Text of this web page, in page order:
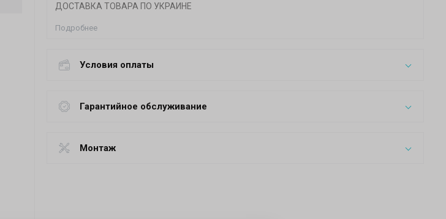
ДОСТАВКА ТОВАРА ПО УКРАИНЕ
Подробнее
Условия оплаты
Гарантийное обслуживание
Монтаж